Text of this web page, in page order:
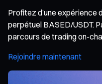
Profitez d’une expérience
perpétuel BASED/USDT.
parcours de trading on-
Rejoindre maintenant